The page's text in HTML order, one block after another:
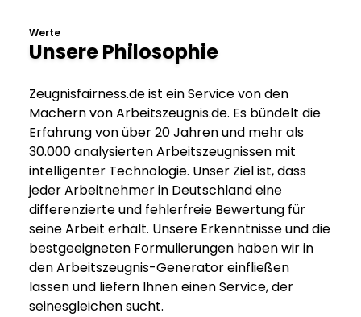
Werte
Unsere Philosophie
Zeugnisfairness.de ist ein Service von den
Machern von Arbeitszeugnis.de. Es bündelt die
Erfahrung von über 20 Jahren und mehr als
30.000 analysierten Arbeitszeugnissen mit
intelligenter Technologie. Unser Ziel ist, dass
jeder Arbeitnehmer in Deutschland eine
differenzierte und fehlerfreie Bewertung für
seine Arbeit erhält. Unsere Erkenntnisse und die
bestgeeigneten Formulierungen haben wir in
den Arbeitszeugnis-Generator einfließen
lassen und liefern Ihnen einen Service, der
seinesgleichen sucht.